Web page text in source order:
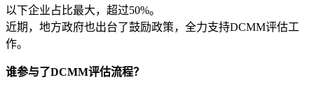
以下企业占比最大，超过50%。
近期，地方政府也出台了鼓励政策，全力支持DCMM评估工
作。
谁参与了DCMM评估流程？